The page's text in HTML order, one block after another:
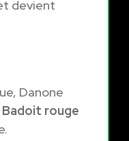
devient
Danone
rouge